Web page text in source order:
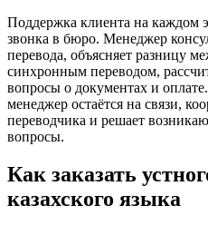
Поддержка клиента на каждом
звонка в бюро. Менеджер
перевода, объясняет разницу
синхронным переводом,
вопросы о документах и
менеджер остаётся на связи,
переводчика и решает
вопросы.
Как заказать
казахского языка